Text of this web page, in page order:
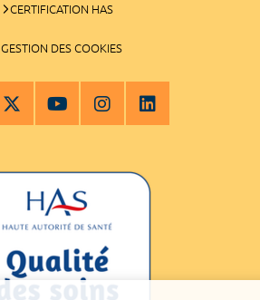
CERTIFICATION HAS
GESTION DES COOKIES